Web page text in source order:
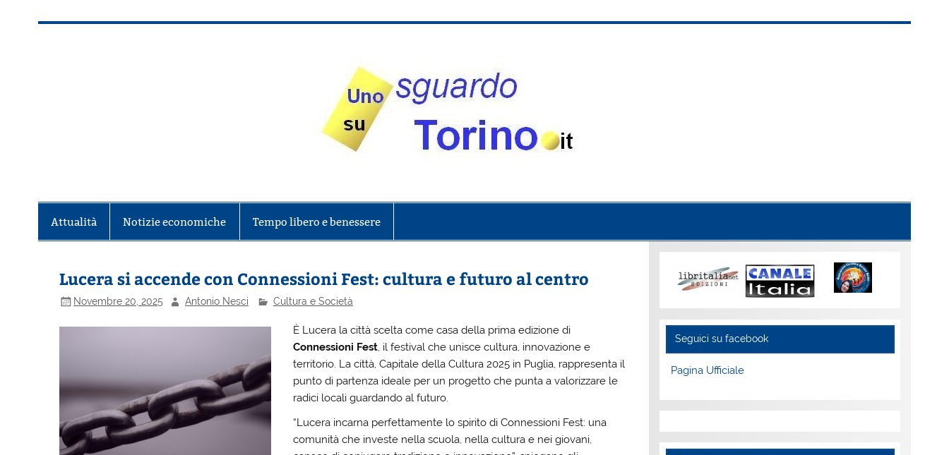
Attualità Notizie economiche Tempo libero e benessere
Lucera si accende con Connessioni Fest: cultura e futuro al centro
Novembre 20, 2025 Antonio Nesci Cultura e Società
È Lucera la città scelta come casa della prima edizione di
Connessioni Fest, il festival che unisce cultura, innovazione e
territorio. La città, Capitale della Cultura 2025 in Puglia, rappresenta il
punto di partenza ideale per un progetto che punta a valorizzare le
radici locali guardando al futuro.
“Lucera incarna perfettamente lo spirito di Connessioni Fest: una
comunità che investe nella scuola, nella cultura e nei giovani,
Seguici su facebook
Pagina Ufficiale